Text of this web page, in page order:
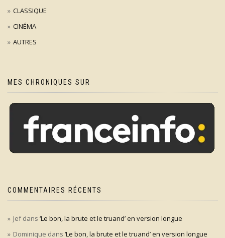
CLASSIQUE
CINÉMA
AUTRES
MES CHRONIQUES SUR
COMMENTAIRES RÉCENTS
Jefdans ‘Le bon, la brute et le truand’ en version longue
Dominique dans ‘Le bon, la brute et le truand’ en version longue